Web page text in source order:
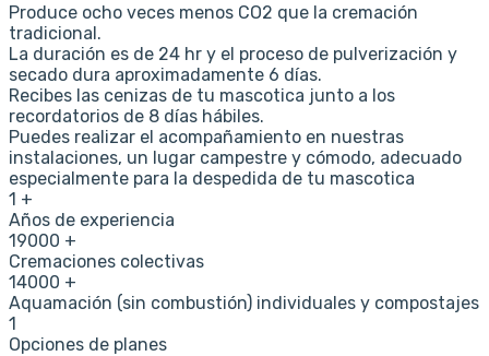
Produce ocho veces menos CO2 que la cremación
tradicional.
La duración es de 24 hr y el proceso de pulverización y
secado dura aproximadamente 6 días.
Recibes las cenizas de tu mascotica junto a los
recordatorios de 8 días hábiles.
Puedes realizar el acompañamiento en nuestras
instalaciones, un lugar campestre y cómodo, adecuado
especialmente para la despedida de tu mascotica
1 +
Años de experiencia
19000 +
Cremaciones colectivas
14000 +
Aquamación (sin combustión) individuales y compostajes
1
Opciones de planes